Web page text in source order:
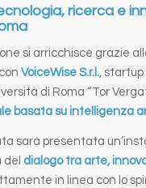
ricerca e
si arricchisce grazie
VoiceWise S.r.l., startup
di Roma “Tor
basata su intelligenza
sarà presentata
dialogo tra arte,
in linea con lo